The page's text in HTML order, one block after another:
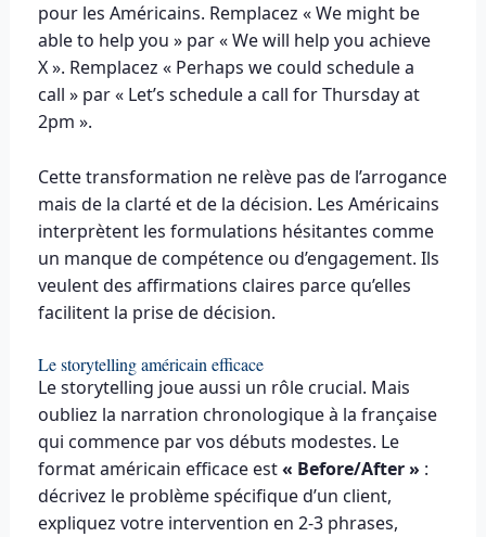
pour les Américains. Remplacez « We might be
able to help you » par « We will help you achieve
X ». Remplacez « Perhaps we could schedule a
call » par « Let’s schedule a call for Thursday at
2pm ».
Cette transformation ne relève pas de l’arrogance
mais de la clarté et de la décision. Les Américains
interprètent les formulations hésitantes comme
un manque de compétence ou d’engagement. Ils
veulent des affirmations claires parce qu’elles
facilitent la prise de décision.
Le storytelling américain efficace
Le storytelling joue aussi un rôle crucial. Mais
oubliez la narration chronologique à la française
qui commence par vos débuts modestes. Le
format américain efficace est« Before/After » :
décrivez le problème spécifique d’un client,
expliquez votre intervention en 2-3 phrases,